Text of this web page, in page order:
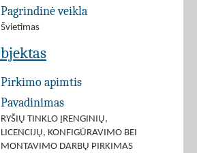
Pagrindinė veikla
Švietimas
Pirkimo apimtis
Pavadinimas
RYŠIŲ TINKLO ĮRENGINIŲ,
LICENCIJŲ, KONFIGŪRAVIMO BEI
MONTAVIMO DARBŲ PIRKIMAS